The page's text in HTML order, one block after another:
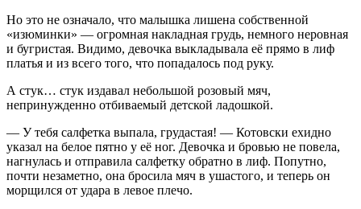
Но это не означало, что малышка лишена собственной
«изюминки» — огромная накладная грудь, немного неровная
и бугристая. Видимо, девочка выкладывала её прямо в лиф
платья и из всего того, что попадалось под руку.
А стук… стук издавал небольшой розовый мяч,
непринужденно отбиваемый детской ладошкой.
— У тебя салфетка выпала, грудастая! — Котовски ехидно
указал на белое пятно у её ног. Девочка и бровью не повела,
нагнулась и отправила салфетку обратно в лиф. Попутно,
почти незаметно, она бросила мяч в ушастого, и теперь он
морщился от удара в левое плечо.